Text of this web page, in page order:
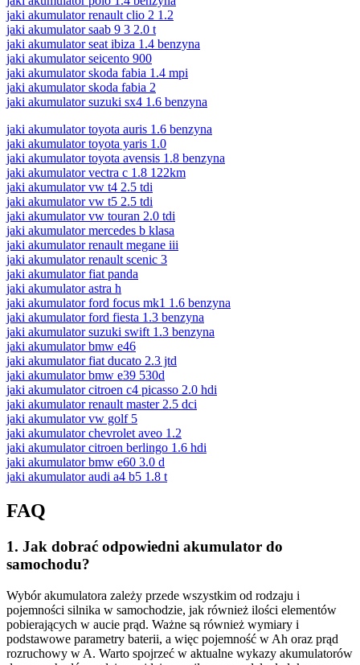
jaki akumulator renault clio 2 1.2
jaki akumulator saab 9 3 2.0 t
jaki akumulator seat ibiza 1.4 benzyna
jaki akumulator seicento 900
jaki akumulator skoda fabia 1.4 mpi
jaki akumulator skoda fabia 2
jaki akumulator suzuki sx4 1.6 benzyna
jaki akumulator toyota auris 1.6 benzyna
jaki akumulator toyota yaris 1.0
jaki akumulator toyota avensis 1.8 benzyna
jaki akumulator vectra c 1.8 122km
jaki akumulator vw t4 2.5 tdi
jaki akumulator vw t5 2.5 tdi
jaki akumulator vw touran 2.0 tdi
jaki akumulator mercedes b klasa
jaki akumulator renault megane iii
jaki akumulator renault scenic 3
jaki akumulator fiat panda
jaki akumulator astra h
jaki akumulator ford focus mk1 1.6 benzyna
jaki akumulator ford fiesta 1.3 benzyna
jaki akumulator suzuki swift 1.3 benzyna
jaki akumulator bmw e46
jaki akumulator fiat ducato 2.3 jtd
jaki akumulator bmw e39 530d
jaki akumulator citroen c4 picasso 2.0 hdi
jaki akumulator renault master 2.5 dci
jaki akumulator vw golf 5
jaki akumulator chevrolet aveo 1.2
jaki akumulator citroen berlingo 1.6 hdi
jaki akumulator bmw e60 3.0 d
jaki akumulator audi a4 b5 1.8 t
FAQ
1. Jak dobrać odpowiedni akumulator do
samochodu?
Wybór akumulatora zależy przede wszystkim od rodzaju i
pojemności silnika w samochodzie, jak również ilości elementów
pobierających w aucie prąd. Ważne są również wymiary i
podstawowe parametry baterii, a więc pojemność w Ah oraz prąd
rozruchowy w A. Warto spojrzeć w aktualne wykazy akumulatorów